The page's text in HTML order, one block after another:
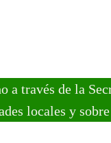
a través de la
locales y